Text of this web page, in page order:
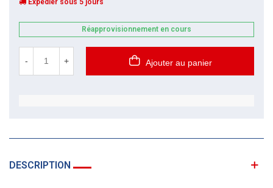
Expédier sous 5 jours
Réapprovisionnement en cours
- + Ajouter au panier
DESCRIPTION